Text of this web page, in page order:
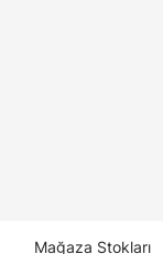
Mağaza Stokları